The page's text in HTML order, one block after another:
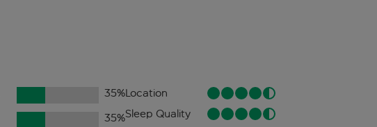
35%
35%
Location
Sleep Quality